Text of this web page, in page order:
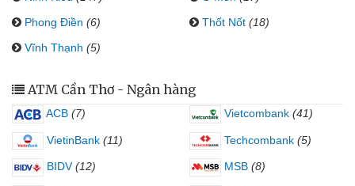
Phong Điền (6) Thốt Nốt (18)
Vĩnh Thạnh (5)
ATM Cần Thơ - Ngân hàng
ACB (7) Vietcombank (41)
VietinBank (11) Techcombank (5)
BIDV (12) MSB (8)